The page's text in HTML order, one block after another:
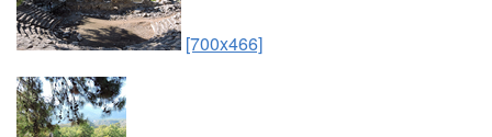
[700x466]